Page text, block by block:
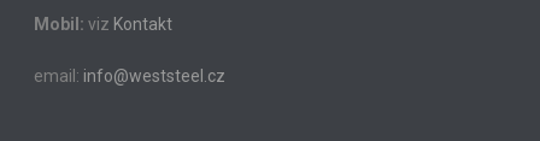
Mobil: viz Kontakt
email: info@weststeel.cz